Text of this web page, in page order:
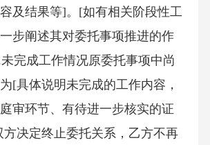
及结果等]。[如有相关阶段性工
步阐述其对委托事项推进的作
完成工作情况原委托事项中尚
[具体说明未完成的工作内容，
审环节、有待进一步核实的证
决定终止委托关系，乙方不再